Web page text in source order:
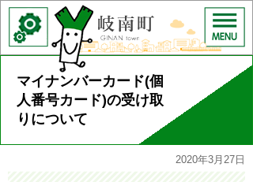
マイナンバーカード(個
人番号カード)の受け取
りについて
2020年3月27日